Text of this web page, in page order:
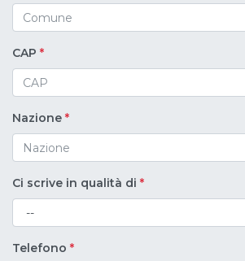
CAP *
Nazione *
Ci scrive in qualità di *
Telefono *